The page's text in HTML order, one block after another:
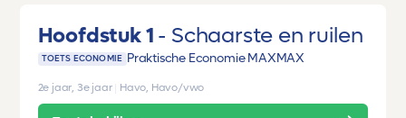
Hoofdstuk 1 Schaarste en ruilen
TOETS ECONOMIE Praktische Economie MAXMAX
2e jaar, 3e jaar Havo, Havo/vwo